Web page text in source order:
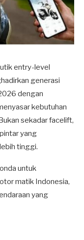
entry-level
generasi
dengan
kebutuhan
sekadar facelift,
yang
tinggi.
untuk
matik Indonesia,
yang